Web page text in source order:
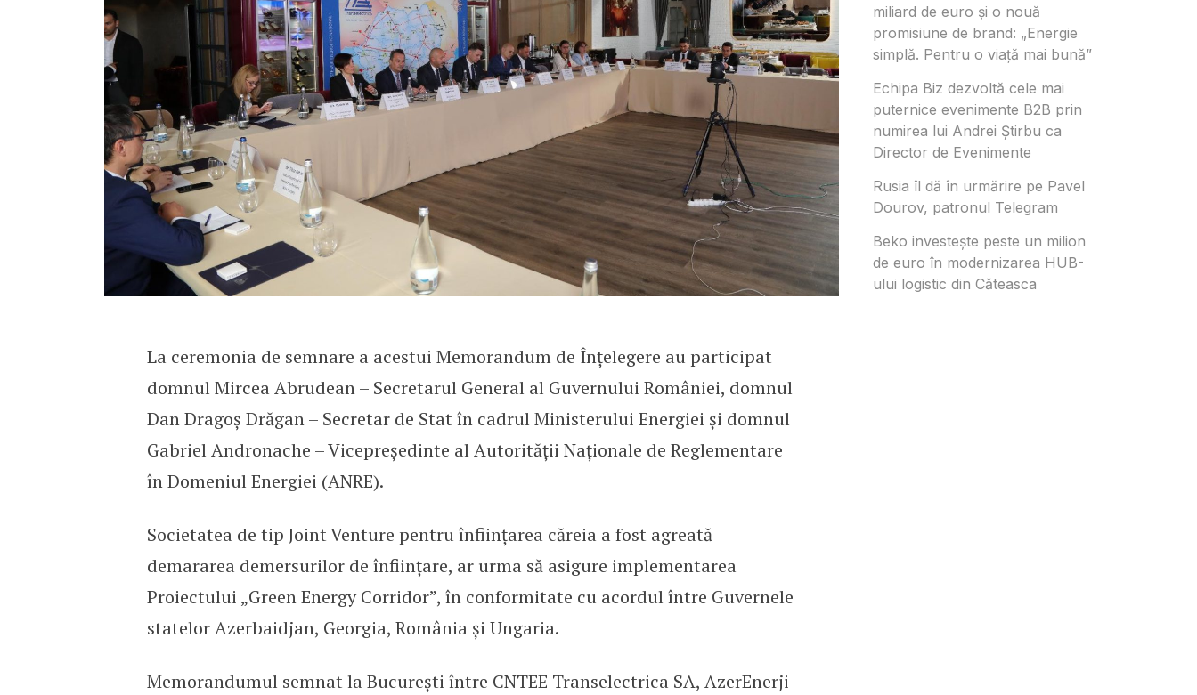
La ceremonia de semnare a acestui Memorandum de Înțelegere au participat
domnul Mircea Abrudean – Secretarul General al Guvernului României, domnul
Dan Dragoș Drăgan – Secretar de Stat în cadrul Ministerului Energiei și domnul
Gabriel Andronache – Vicepreședinte al Autorității Naționale de Reglementare
în Domeniul Energiei (ANRE).
Societatea de tip Joint Venture pentru înființarea căreia a fost agreată
demararea demersurilor de înființare, ar urma să asigure implementarea
Proiectului „Green Energy Corridor”, în conformitate cu acordul între Guvernele
statelor Azerbaidjan, Georgia, România și Ungaria.
Memorandumul semnat la București între CNTEE Transelectrica SA, AzerEnerji
miliard de euro și o nouă
promisiune de brand: „Energie
simplă. Pentru o viață mai bună”
Echipa Biz dezvoltă cele mai
puternice evenimente B2B prin
numirea lui Andrei Știrbu ca
Director de Evenimente
Rusia îl dă în urmărire pe Pavel
Dourov, patronul Telegram
Beko investește peste un milion
de euro în modernizarea HUB-
ului logistic din Căteasca